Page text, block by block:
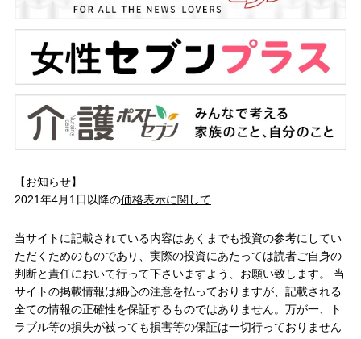
【お知らせ】
2021年4月1日以降の価格表示に関して
当サイトに記載されている内容はあくまでも投資の参考にしてい
ただくためのものであり、実際の投資にあたっては読者ご自身の
判断と責任において行って下さいますよう、お願い致します。 当
サイトの掲載情報は細心の注意を払っておりますが、記載される
全ての情報の正確性を保証するものではありません。万が一、ト
ラブル等の損失が被っても損害等の保証は一切行っておりません